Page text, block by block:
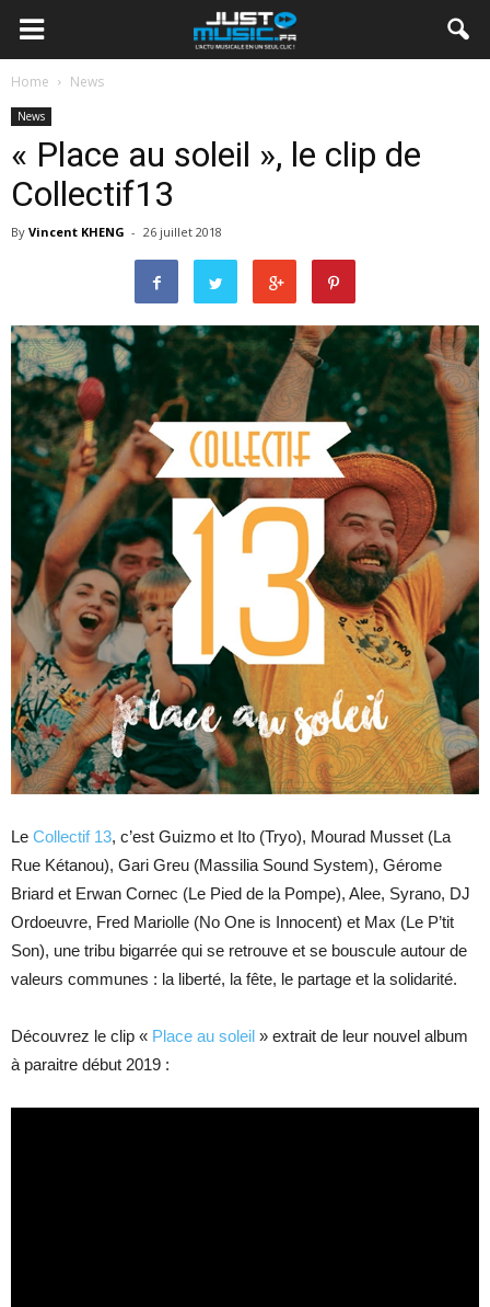
Home News
News
« Place au soleil », le clip de
Collectif13
By Vincent KHENG - 26 juillet 2018
Le Collectif 13, c’est Guizmo et Ito (Tryo), Mourad Musset (La
Rue Kétanou), Gari Greu (Massilia Sound System), Gérome
Briard et Erwan Cornec (Le Pied de la Pompe), Alee, Syrano, DJ
Ordoeuvre, Fred Mariolle (No One is Innocent) et Max (Le P’tit
Son), une tribu bigarrée qui se retrouve et se bouscule autour de
valeurs communes : la liberté, la fête, le partage et la solidarité.
Découvrez le clip « Place au soleil » extrait de leur nouvel album
à paraitre début 2019 :